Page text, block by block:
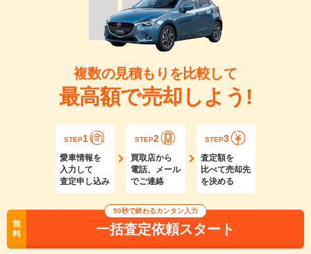
複数の見積もりを比較して
最高額で売却しよう!
STEP1
愛車情報を
入力して
査定申し込み
STEP2
買取店から
電話、メール
でご連絡
STEP3
査定額を
比べて売却先
を決める
無
料
90秒で終わるカンタン入力
一括査定依頼スタート